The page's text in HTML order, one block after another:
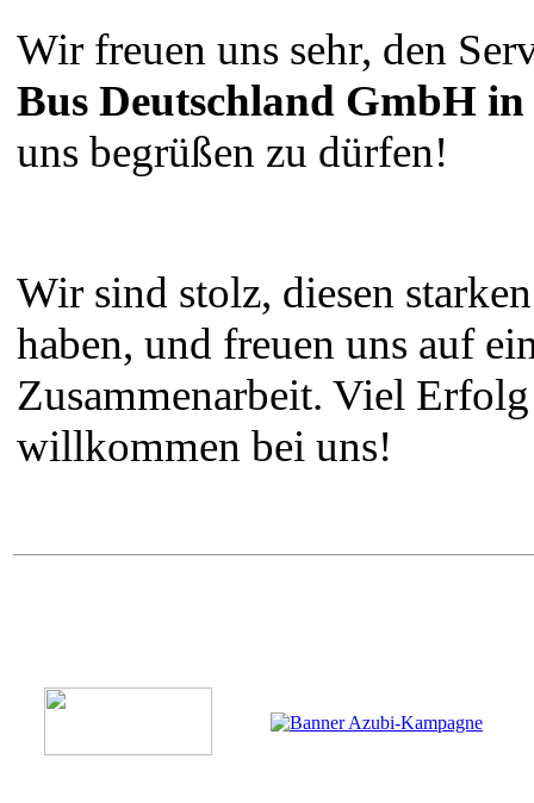
Wir freuen uns sehr, den
Bus Deutschland GmbH
uns begrüßen zu dürfen!
Wir sind stolz, diesen
haben, und freuen uns auf
Zusammenarbeit. Viel
willkommen bei uns!